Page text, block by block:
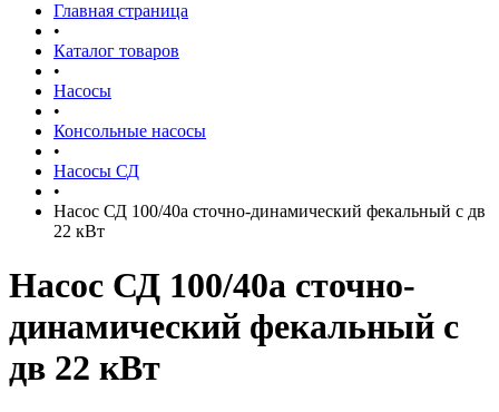
Главная страница
•
Каталог товаров
•
Насосы
•
Консольные насосы
•
Насосы СД
•
Насос СД 100/40а сточно-динамический фекальный с дв
22 кВт
Насос СД 100/40а сточно-
динамический фекальный с
дв 22 кВт